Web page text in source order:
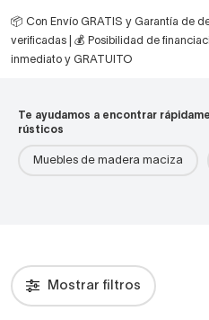
📦 Con Envío GRATIS y Garantía de
verificadas | 💰 Posibilidad de
inmediato y GRATUITO
Te ayudamos a encontrar
rústicos
Muebles de madera maciza
Mostrar filtros